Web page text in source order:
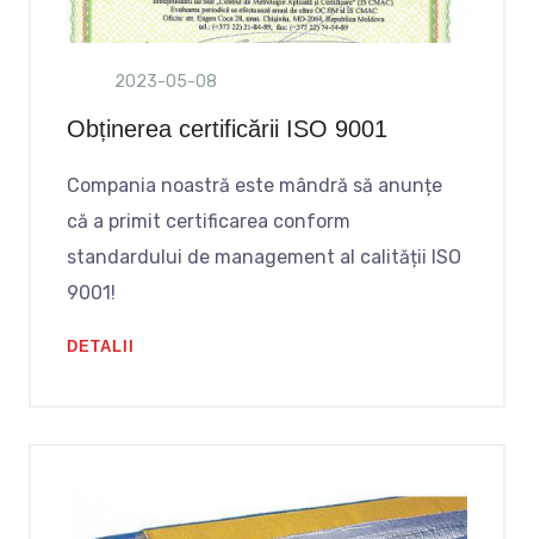
2023-05-08
Obținerea certificării ISO 9001
Compania noastră este mândră să anunțe
că a primit certificarea conform
standardului de management al calității ISO
9001!
DETALII